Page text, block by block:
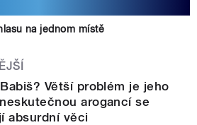
na jednom místě
Větší problém je jeho
arogancí se
absurdní věci